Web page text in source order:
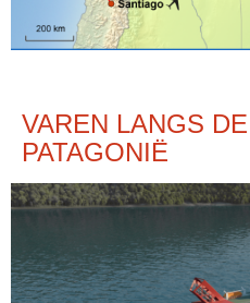
VAREN LANGS
PATAGONIË